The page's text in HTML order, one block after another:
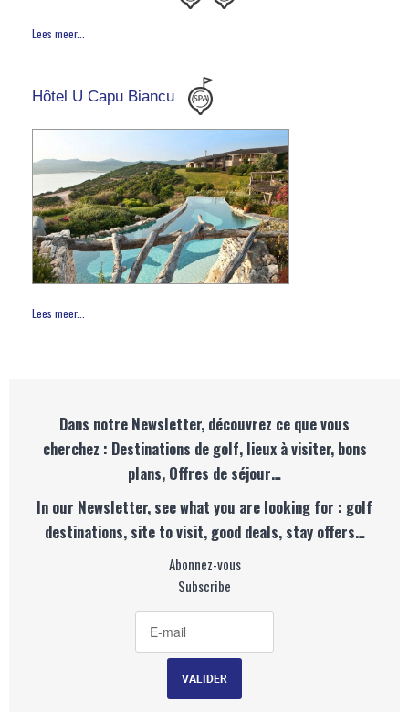
Lees meer...
Hôtel U Capu Biancu
Lees meer...
Dans notre Newsletter, découvrez ce que vous
cherchez : Destinations de golf, lieux à visiter, bons
plans, Offres de séjour…
In our Newsletter, see what you are looking for : golf
destinations, site to visit, good deals, stay offers…
Abonnez-vous
Subscribe